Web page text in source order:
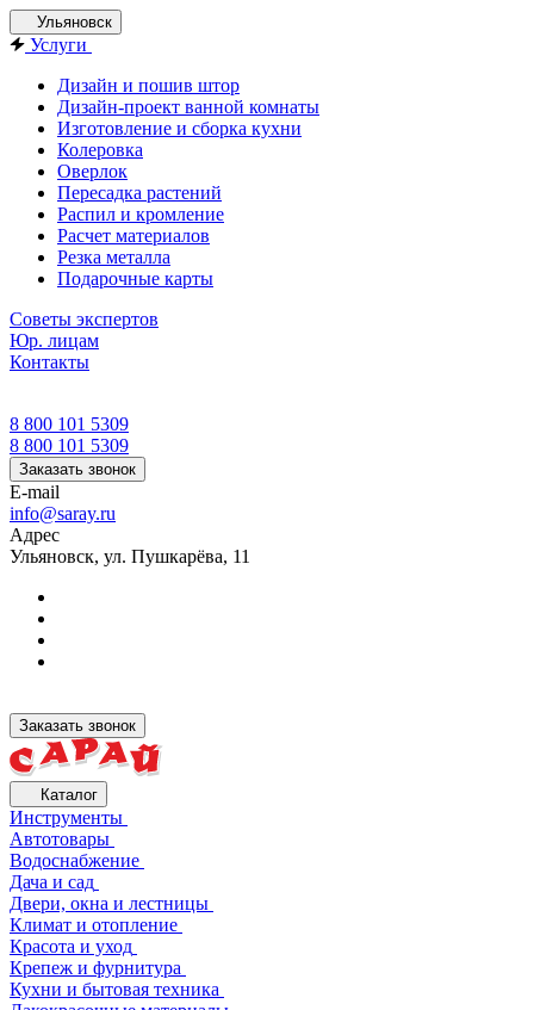
Ульяновск
Услуги
Дизайн и пошив штор
Дизайн-проект ванной комнаты
Изготовление и сборка кухни
Колеровка
Оверлок
Пересадка растений
Распил и кромление
Расчет материалов
Резка металла
Подарочные карты
Советы экспертов
Юр. лицам
Контакты
8 800 101 5309
8 800 101 5309
Заказать звонок
E-mail
info@saray.ru
Адрес
Ульяновск, ул. Пушкарёва, 11
Заказать звонок
Каталог
Инструменты
Автотовары
Водоснабжение
Дача и сад
Двери, окна и лестницы
Климат и отопление
Красота и уход
Крепеж и фурнитура
Кухни и бытовая техника